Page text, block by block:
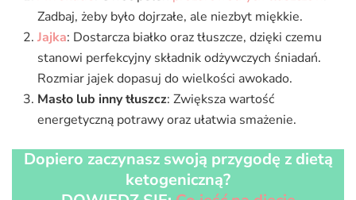
Zadbaj, żeby było dojrzałe, ale niezbyt miękkie.
Jajka: Dostarcza białko oraz tłuszcze, dzięki czemu
stanowi perfekcyjny składnik odżywczych śniadań.
Rozmiar jajek dopasuj do wielkości awokado.
Masło lub inny tłuszcz: Zwiększa wartość
energetyczną potrawy oraz ułatwia smażenie.
Dopiero zaczynasz swoją przygodę z dietą
ketogeniczną?